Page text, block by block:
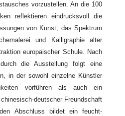
vorzustellen. An die 100
reflektieren eindrucksvoll die
von Kunst, das Spektrum
und Kalligraphie alter
europäischer Schule. Nach
die Ausstellung folgt eine
in der sowohl einzelne Künstler
vorführen als auch ein
deutscher Freundschaft
Abschluss bildet ein feucht-